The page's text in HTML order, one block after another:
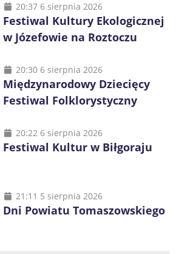
20:37 6 sierpnia 2026
Festiwal Kultury Ekologicznej
w Józefowie na Roztoczu
20:30 6 sierpnia 2026
Międzynarodowy Dziecięcy
Festiwal Folklorystyczny
20:22 6 sierpnia 2026
Festiwal Kultur w Biłgoraju
21:11 5 sierpnia 2026
Dni Powiatu Tomaszowskiego